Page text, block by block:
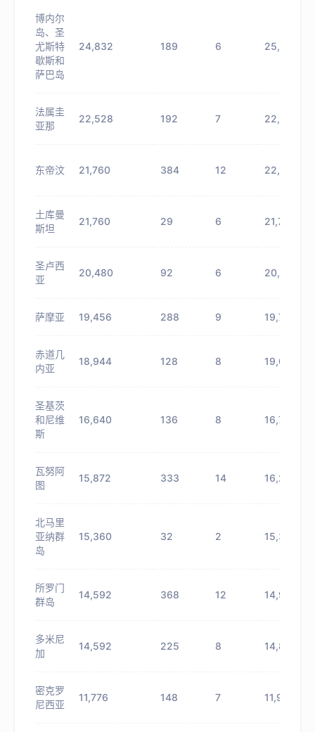
博内尔
岛、圣
尤斯特
歇斯和
萨巴岛
24,832 189 6 25,021
法属圭
亚那
22,528 192 7 22,720
东帝汶 21,760 384 12 22,144
土库曼
斯坦
21,760 29 6 21,789
圣卢西
亚
20,480 92 6 20,572
萨摩亚 19,456 288 9 19,744
赤道几
内亚
18,944 128 8 19,072
圣基茨
和尼维
斯
16,640 136 8 16,776
瓦努阿
图
15,872 333 14 16,205
北马里
亚纳群
岛
15,360 32 2 15,392
所罗门
群岛
14,592 368 12 14,960
多米尼
加
14,592 225 8 14,817
密克罗
尼西亚
11,776 148 7 11,924